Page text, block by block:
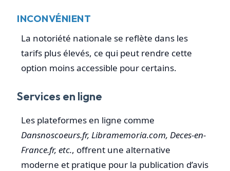
INCONVÉNIENT
La notoriété nationale se reflète dans les
tarifs plus élevés, ce qui peut rendre cette
option moins accessible pour certains.
Services en ligne
Les plateformes en ligne comme
Dansnoscoeurs.fr, Libramemoria.com, Deces-en-
France.fr, etc., offrent une alternative
moderne et pratique pour la publication d’avis